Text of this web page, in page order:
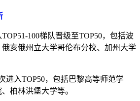
100梯队晋级至TOP50，包括波
亥俄州立大学哥伦布分校、加州大学
进入TOP50，包括巴黎高等师范学
柏林洪堡大学等。